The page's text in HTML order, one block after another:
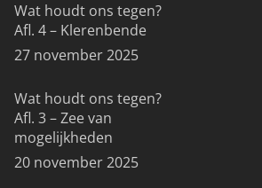
Wat houdt ons tegen?
Afl. 4 – Klerenbende
27 november 2025
Wat houdt ons tegen?
Afl. 3 – Zee van
mogelijkheden
20 november 2025